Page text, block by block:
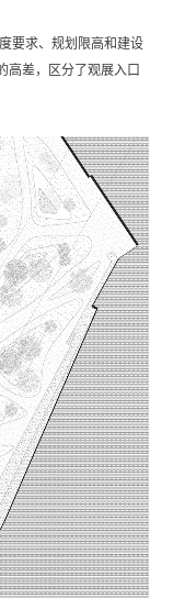
要求、规划限高和建设
高差，区分了观展入口